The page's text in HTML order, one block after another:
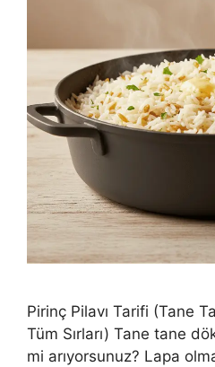
Pirinç Pilavı Tarifi (Tane
Tüm Sırları) Tane tane
mi arıyorsunuz? Lapa